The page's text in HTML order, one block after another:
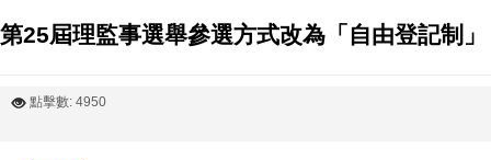
第25屆理監事選舉參選方式改為「自由登記制」
點擊數: 4950